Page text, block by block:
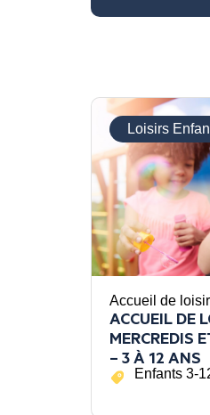
Loisirs
Accueil de
ACCUEIL DE
MERCREDIS
– 3 À 12 ANS
Enfants 3-